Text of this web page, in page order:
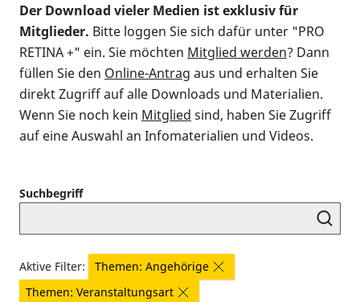
Der Download vieler Medien ist exklusiv für
Mitglieder. Bitte loggen Sie sich dafür unter "PRO
RETINA +" ein. Sie möchten Mitglied werden? Dann
füllen Sie den Online-Antrag aus und erhalten Sie
direkt Zugriff auf alle Downloads und Materialien.
Wenn Sie noch kein Mitglied sind, haben Sie Zugriff
auf eine Auswahl an Infomaterialien und Videos.
Suchbegriff
Aktive Filter:
Themen: Angehörige
Themen: Veranstaltungsart